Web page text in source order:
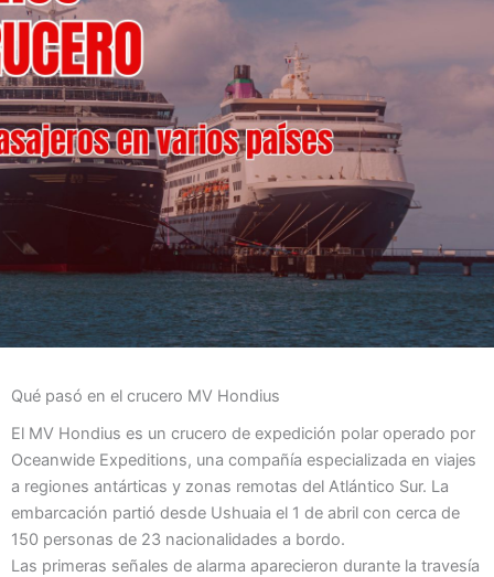
Qué pasó en el crucero MV Hondius
El MV Hondius es un crucero de expedición polar operado por
Oceanwide Expeditions, una compañía especializada en viajes
a regiones antárticas y zonas remotas del Atlántico Sur. La
embarcación partió desde Ushuaia el 1 de abril con cerca de
150 personas de 23 nacionalidades a bordo.
Las primeras señales de alarma aparecieron durante la travesía